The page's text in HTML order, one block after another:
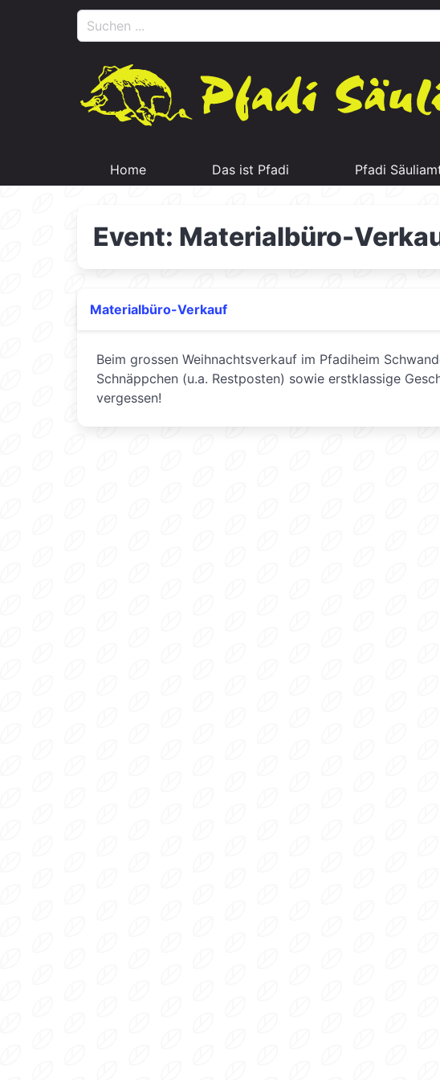
Home Das ist Pfadi Pfadi
Event: Materialbüro-
Materialbüro-Verkauf
Beim grossen Weihnachtsverkauf im Pfadiheim
Schnäppchen (u.a. Restposten) sowie erstklassige
vergessen!